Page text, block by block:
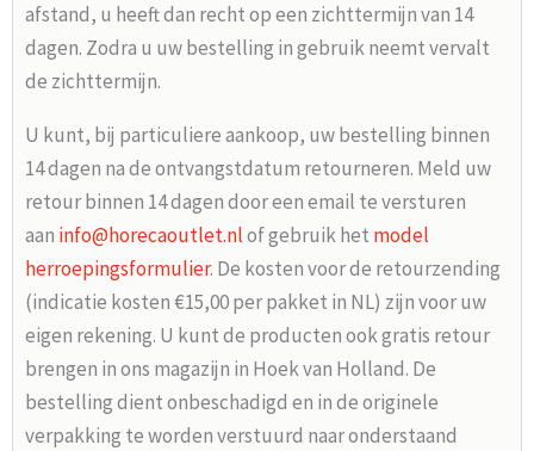
afstand, u heeft dan recht op een zichttermijn van 14
dagen. Zodra u uw bestelling in gebruik neemt vervalt
de zichttermijn.
U kunt, bij particuliere aankoop, uw bestelling binnen
14 dagen na de ontvangstdatum retourneren. Meld uw
retour binnen 14 dagen door een email te versturen
aan info@horecaoutlet.nlof gebruik het model
herroepingsformulier. De kosten voor de retourzending
(indicatie kosten €15,00 per pakket in NL) zijn voor uw
eigen rekening. U kunt de producten ook gratis retour
brengen in ons magazijn in Hoek van Holland. De
bestelling dient onbeschadigd en in de originele
verpakking te worden verstuurd naar onderstaand